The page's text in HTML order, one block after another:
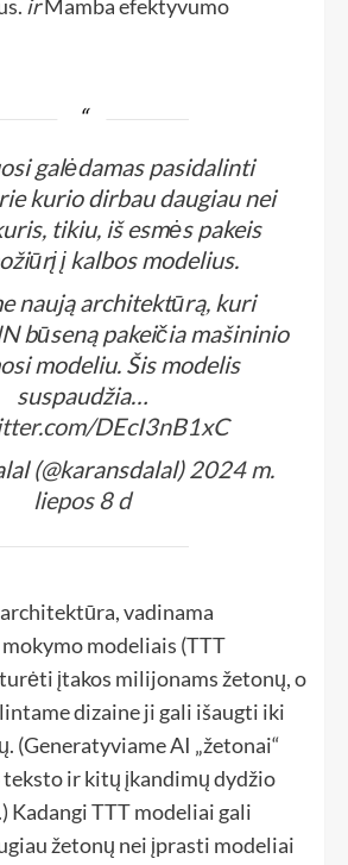
irMamba efektyvumo
galėdamas pasidalinti
kurio dirbau daugiau nei
tikiu, iš esmės pakeis
į kalbos modelius.
naują architektūrą, kuri
būseną pakeičia mašininio
modeliu. Šis modelis
suspaudžia…
DEcI3nB1xC
(@karansdalal)2024 m.
liepos 8 d
vadinama
modeliais (TTT
įtakos milijonams žetonų, o
dizaine ji gali išaugti iki
(Generatyviame AI „žetonai“
ir kitų įkandimų dydžio
Kadangi TTT modeliai gali
žetonų nei įprasti modeliai